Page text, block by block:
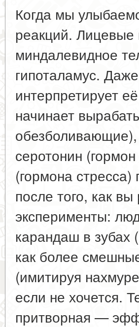
Когда мы
реакций.
миндалевидное
гипоталамус.
интерпретирует
начинает
серотонин
(гормона
после того, как
эксперименты:
карандаш в зубах
как более
(имитируя
если не хочется.
притворная —